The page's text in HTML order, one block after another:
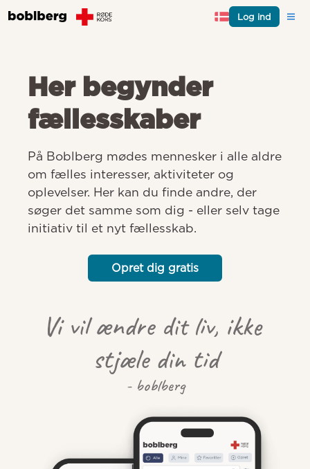
Log ind
Her begynder
fællesskaber
På Boblberg mødes mennesker i alle aldre
om fælles interesser, aktiviteter og
oplevelser. Her kan du finde andre, der
søger det samme som dig - eller selv tage
initiativ til et nyt fællesskab.
Opret dig gratis
Vi vil ændre dit liv, ikke
stjæle din tid
- boblberg